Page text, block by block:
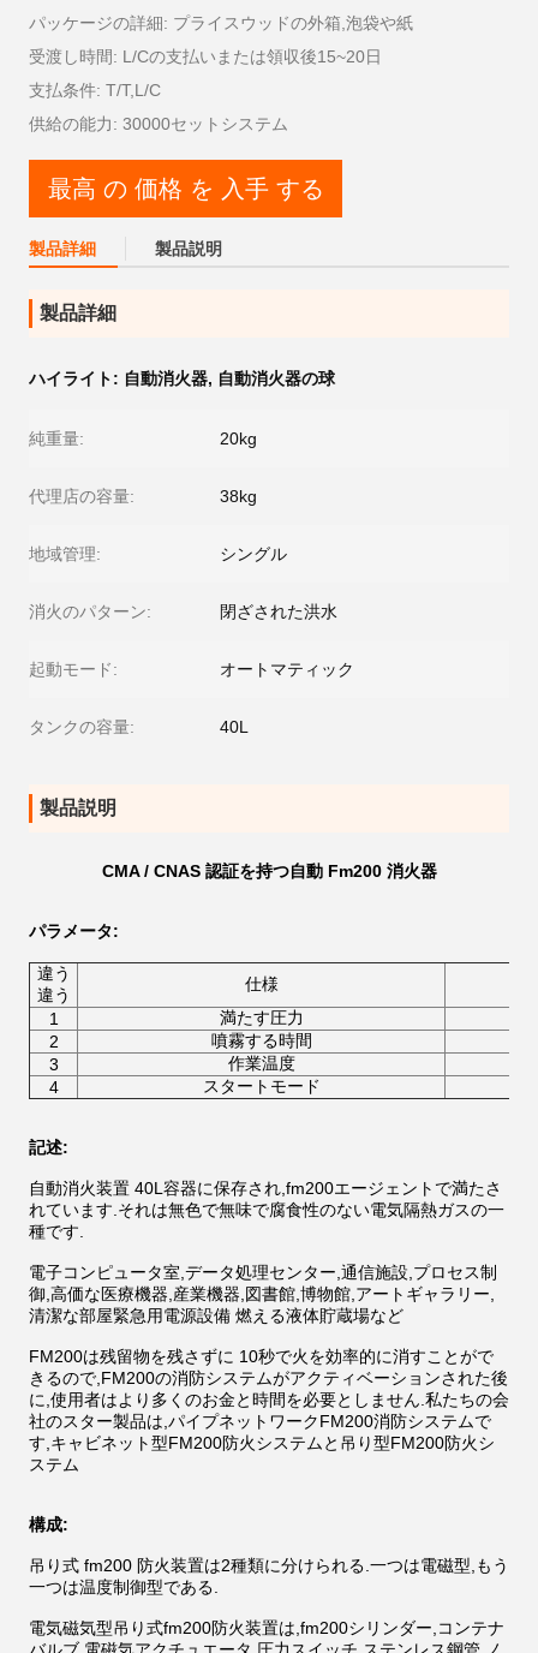
パッケージの詳細: プライスウッドの外箱,泡袋や紙
受渡し時間: L/Cの支払いまたは領収後15~20日
支払条件: T/T,L/C
供給の能力: 30000セットシステム
最高 の 価格 を 入手 する
製品詳細 製品説明
製品詳細
ハイライト: 自動消火器, 自動消火器の球
純重量: 20kg
代理店の容量: 38kg
地域管理: シングル
消火のパターン: 閉ざされた洪水
起動モード: オートマティック
タンクの容量: 40L
製品説明
CMA / CNAS 認証を持つ自動 Fm200 消火器
パラメータ:
違う
違う
仕様
1
満たす圧力
2
噴霧する時間
3
作業温度
4
スタートモード
記述:
自動消火装置 40L容器に保存され,fm200エージェントで満たさ
れています.それは無色で無味で腐食性のない電気隔熱ガスの一
種です.
電子コンピュータ室,データ処理センター,通信施設,プロセス制
御,高価な医療機器,産業機器,図書館,博物館,アートギャラリー,
清潔な部屋緊急用電源設備 燃える液体貯蔵場など
FM200は残留物を残さずに 10秒で火を効率的に消すことがで
きるので,FM200の消防システムがアクティベーションされた後
に,使用者はより多くのお金と時間を必要としません.私たちの会
社のスター製品は,パイプネットワークFM200消防システムで
す,キャビネット型FM200防火システムと吊り型FM200防火シ
ステム
構成:
吊り式 fm200 防火装置は2種類に分けられる.一つは電磁型,もう
一つは温度制御型である.
電気磁気型吊り式fm200防火装置は,fm200シリンダー,コンテナ